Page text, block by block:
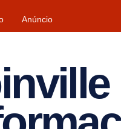
Anúncio